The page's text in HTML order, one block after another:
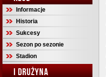
Informacje
Historia
Sukcesy
Sezon po sezonie
Stadion
I DRUŻYNA